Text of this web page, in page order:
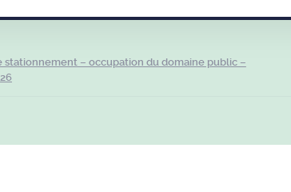
– occupation du domaine public –